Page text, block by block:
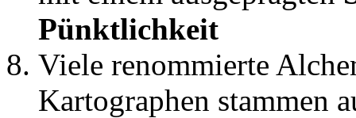
Pünktlichkeit
Viele renommierte
Kartographen stammen